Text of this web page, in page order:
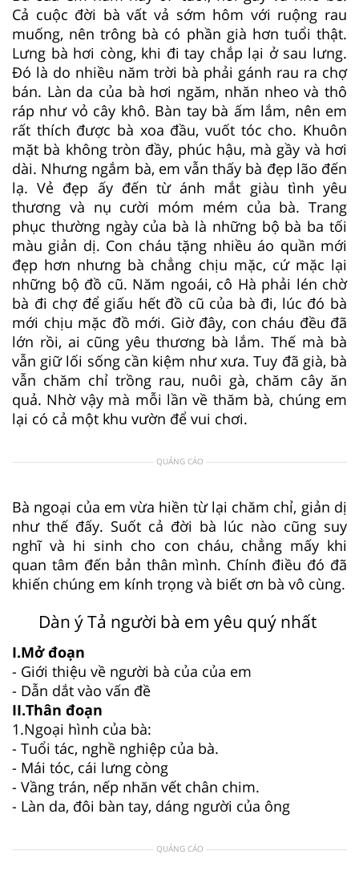
Cả cuộc đời bà vất vả sớm hôm với ruộng rau
muống, nên trông bà có phần già hơn tuổi thật.
Lưng bà hơi còng, khi đi tay chắp lại ở sau lưng.
Đó là do nhiều năm trời bà phải gánh rau ra chợ
bán. Làn da của bà hơi ngăm, nhăn nheo và thô
ráp như vỏ cây khô. Bàn tay bà ấm lắm, nên em
rất thích được bà xoa đầu, vuốt tóc cho. Khuôn
mặt bà không tròn đầy, phúc hậu, mà gầy và hơi
dài. Nhưng ngắm bà, em vẫn thấy bà đẹp lão đến
lạ. Vẻ đẹp ấy đến từ ánh mắt giàu tình yêu
thương và nụ cười móm mém của bà. Trang
phục thường ngày của bà là những bộ bà ba tối
màu giản dị. Con cháu tặng nhiều áo quần mới
đẹp hơn nhưng bà chẳng chịu mặc, cứ mặc lại
những bộ đồ cũ. Năm ngoái, cô Hà phải lén chờ
bà đi chợ để giấu hết đồ cũ của bà đi, lúc đó bà
mới chịu mặc đồ mới. Giờ đây, con cháu đều đã
lớn rồi, ai cũng yêu thương bà lắm. Thế mà bà
vẫn giữ lối sống cần kiệm như xưa. Tuy đã già, bà
vẫn chăm chỉ trồng rau, nuôi gà, chăm cây ăn
quả. Nhờ vậy mà mỗi lần về thăm bà, chúng em
lại có cả một khu vườn để vui chơi.
QUẢNG CÁO
Bà ngoại của em vừa hiền từ lại chăm chỉ, giản dị
như thế đấy. Suốt cả đời bà lúc nào cũng suy
nghĩ và hi sinh cho con cháu, chẳng mấy khi
quan tâm đến bản thân mình. Chính điều đó đã
khiến chúng em kính trọng và biết ơn bà vô cùng.
Dàn ý Tả người bà em yêu quý nhất
I.Mở đoạn
- Giới thiệu về người bà của của em
- Dẫn dắt vào vấn đề
II.Thân đoạn
1.Ngoại hình của bà:
- Tuổi tác, nghề nghiệp của bà.
- Mái tóc, cái lưng còng
- Vầng trán, nếp nhăn vết chân chim.
- Làn da, đôi bàn tay, dáng người của ông
QUẢNG CÁO